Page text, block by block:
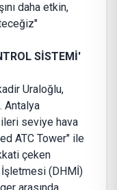
daha etkin,
SİSTEMİ'
Uraloğlu,
Antalya
ileri seviye hava
ATC Tower" ile
çeken
İşletmesi (DHMİ)